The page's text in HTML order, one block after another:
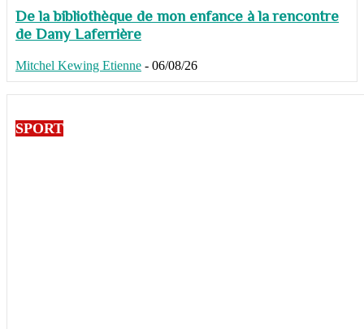
De la bibliothèque de mon enfance à la rencontre
de Dany Laferrière
Mitchel Kewing Etienne - 06/08/26
SPORT